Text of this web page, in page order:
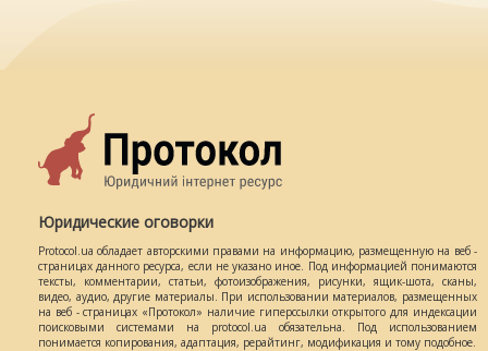
Юридические оговорки
Protocol.ua обладает авторскими правами на информацию, размещенную на веб -
страницах данного ресурса, если не указано иное. Под информацией понимаются
тексты, комментарии, статьи, фотоизображения, рисунки, ящик-шота, сканы,
видео, аудио, другие материалы. При использовании материалов, размещенных
на веб - страницах «Протокол» наличие гиперссылки открытого для индексации
поисковыми системами на protocol.ua обязательна. Под использованием
понимается копирования, адаптация, рерайтинг, модификация и тому подобное.